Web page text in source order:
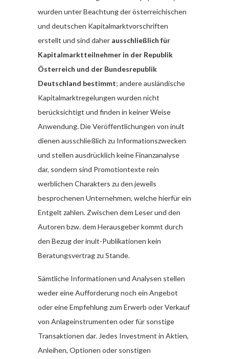
wurden unter Beachtung der österreichischen
und deutschen Kapitalmarktvorschriften
erstellt und sind daher ausschließlich für
Kapitalmarktteilnehmer in der Republik
Österreich und der Bundesrepublik
Deutschland bestimmt; andere ausländische
Kapitalmarktregelungen wurden nicht
berücksichtigt und finden in keiner Weise
Anwendung. Die Veröffentlichungen von inult
dienen ausschließlich zu Informationszwecken
und stellen ausdrücklich keine Finanzanalyse
dar, sondern sind Promotiontexte rein
werblichen Charakters zu den jeweils
besprochenen Unternehmen, welche hierfür ein
Entgelt zahlen. Zwischen dem Leser und den
Autoren bzw. dem Herausgeber kommt durch
den Bezug der inult-Publikationen kein
Beratungsvertrag zu Stande.
Sämtliche Informationen und Analysen stellen
weder eine Aufforderung noch ein Angebot
oder eine Empfehlung zum Erwerb oder Verkauf
von Anlageinstrumenten oder für sonstige
Transaktionen dar. Jedes Investment in Aktien,
Anleihen, Optionen oder sonstigen